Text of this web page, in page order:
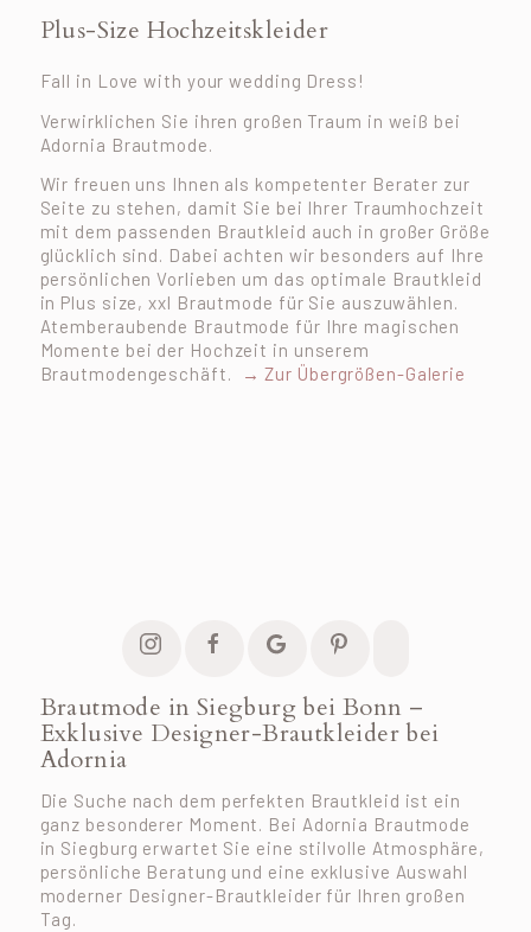
Plus-Size Hochzeitskleider
Fall in Love with your wedding Dress!
Verwirklichen Sie ihren großen Traum in weiß bei
Adornia Brautmode.
Wir freuen uns Ihnen als kompetenter Berater zur
Seite zu stehen, damit Sie bei Ihrer Traumhochzeit
mit dem passenden Brautkleid auch in großer Größe
glücklich sind. Dabei achten wir besonders auf Ihre
persönlichen Vorlieben um das optimale Brautkleid
in Plus size, xxl Brautmode für Sie auszuwählen.
Atemberaubende Brautmode für Ihre magischen
Momente bei der Hochzeit in unserem
Brautmodengeschäft.
→ Zur Übergrößen-Galerie
Brautmode in Siegburg bei Bonn –
Exklusive Designer-Brautkleider bei
Adornia
Die Suche nach dem perfekten Brautkleid ist ein
ganz besonderer Moment. Bei Adornia Brautmode
in Siegburg erwartet Sie eine stilvolle Atmosphäre,
persönliche Beratung und eine exklusive Auswahl
moderner Designer-Brautkleider für Ihren großen
Tag.